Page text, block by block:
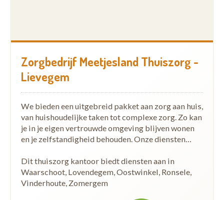
Zorgbedrijf Meetjesland Thuiszorg -
Lievegem
We bieden een uitgebreid pakket aan zorg aan huis,
van huishoudelijke taken tot complexe zorg. Zo kan
je in je eigen vertrouwde omgeving blijven wonen
en je zelfstandigheid behouden. Onze diensten…
Dit thuiszorg kantoor biedt diensten aan in
Waarschoot, Lovendegem, Oostwinkel, Ronsele,
Vinderhoute, Zomergem